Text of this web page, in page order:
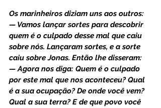
Os marinheiros diziam uns aos outros:
— Vamos lançar sortes para descobrir
quem é o culpado desse mal que caiu
sobre nós. Lançaram sortes, e a sorte
caiu sobre Jonas. Então lhe disseram:
— Agora nos diga: Quem é o culpado
por este mal que nos aconteceu? Qual
é a sua ocupação? De onde você vem?
Qual a sua terra? E de que povo você